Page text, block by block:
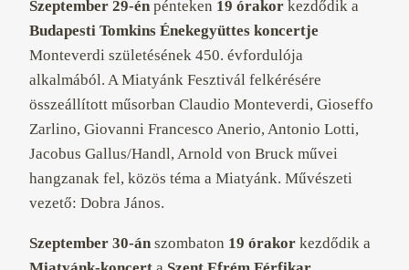
Szeptember 29-én pénteken 19 órakor kezdődik a
Budapesti Tomkins Énekegyüttes koncertje
Monteverdi születésének 450. évfordulója
alkalmából. A Miatyánk Fesztivál felkérésére
összeállított műsorban Claudio Monteverdi, Gioseffo
Zarlino, Giovanni Francesco Anerio, Antonio Lotti,
Jacobus Gallus/Handl, Arnold von Bruck művei
hangzanak fel, közös téma a Miatyánk. Művészeti
vezető: Dobra János.
Szeptember 30-án szombaton 19 órakor kezdődik a